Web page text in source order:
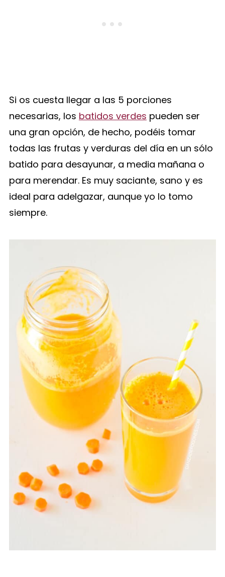
Si os cuesta llegar a las 5 porciones
necesarias, los batidos verdes pueden ser
una gran opción, de hecho, podéis tomar
todas las frutas y verduras del día en un sólo
batido para desayunar, a media mañana o
para merendar. Es muy saciante, sano y es
ideal para adelgazar, aunque yo lo tomo
siempre.